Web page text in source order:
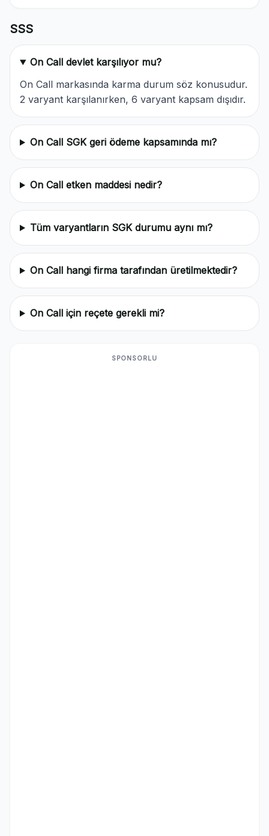
SSS
On Call devlet karşılıyor mu?
On Call markasında karma durum söz konusudur.
2 varyant karşılanırken, 6 varyant kapsam dışıdır.
On Call SGK geri ödeme kapsamında mı?
On Call etken maddesi nedir?
Tüm varyantların SGK durumu aynı mı?
On Call hangi firma tarafından üretilmektedir?
On Call için reçete gerekli mi?
SPONSORLU